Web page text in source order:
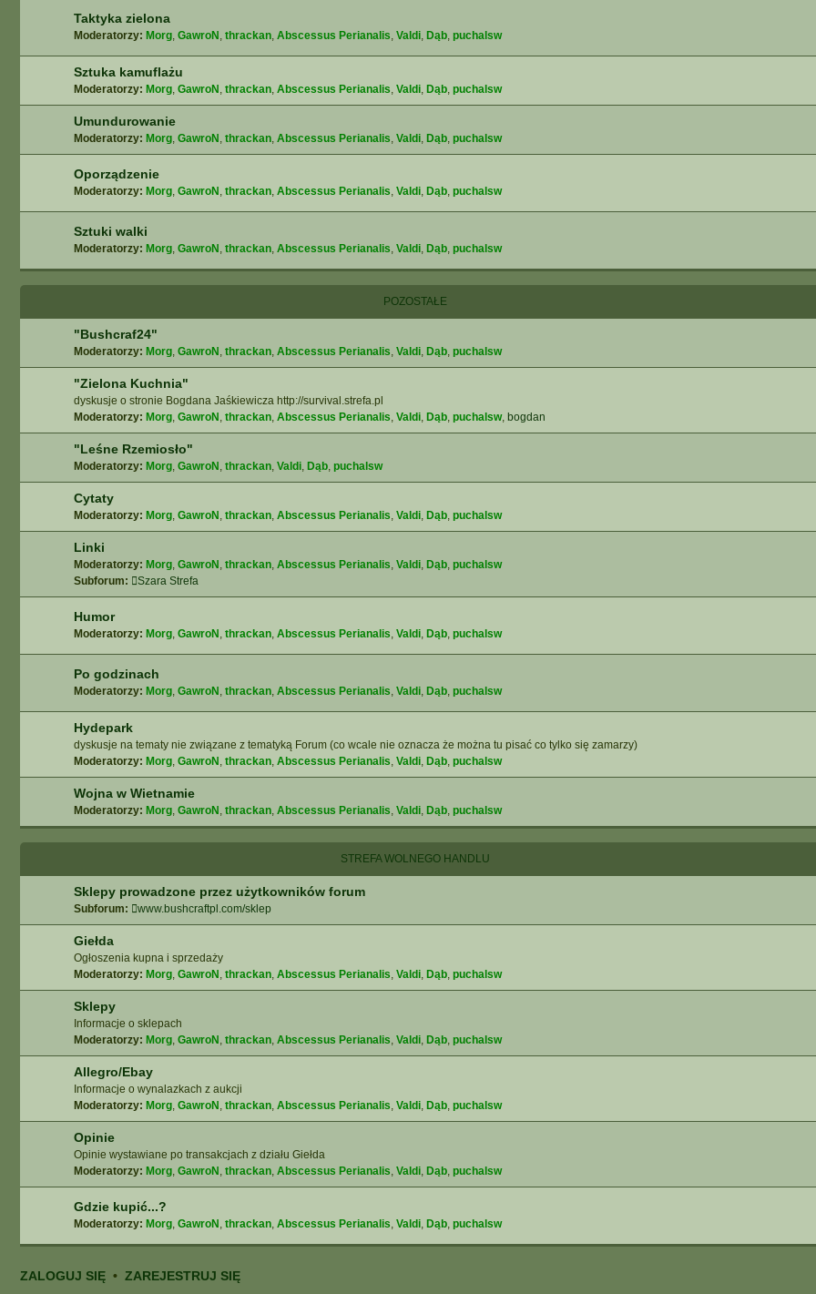
Taktyka zielona
Moderatorzy: Morg, GawroN , thrackan, Abscessus Perianalis, Valdi, Dąb, puchalsw
Sztuka kamuflażu
Moderatorzy: Morg, GawroN , thrackan, Abscessus Perianalis, Valdi, Dąb, puchalsw
Umundurowanie
Moderatorzy: Morg, GawroN , thrackan, Abscessus Perianalis, Valdi, Dąb, puchalsw
Oporządzenie
Moderatorzy: Morg, GawroN , thrackan, Abscessus Perianalis, Valdi, Dąb, puchalsw
Sztuki walki
Moderatorzy: Morg, GawroN , thrackan, Abscessus Perianalis, Valdi, Dąb, puchalsw
POZOSTAŁE
"Bushcraf24"
Moderatorzy: Morg, GawroN , thrackan, Abscessus Perianalis, Valdi, Dąb, puchalsw
"Zielona Kuchnia"
dyskusje o stronie Bogdana Jaśkiewicza http://survival.strefa.pl
Moderatorzy: Morg, GawroN , thrackan, Abscessus Perianalis, Valdi, Dąb, puchalsw, bogdan
"Leśne Rzemiosło"
Moderatorzy: Morg, GawroN , thrackan, Valdi, Dąb, puchalsw
Cytaty
Moderatorzy: Morg, GawroN , thrackan, Abscessus Perianalis, Valdi, Dąb, puchalsw
Linki
Moderatorzy: Morg, GawroN , thrackan, Abscessus Perianalis, Valdi, Dąb, puchalsw
Subforum:
Szara Strefa
Humor
Moderatorzy: Morg, GawroN , thrackan, Abscessus Perianalis, Valdi, Dąb, puchalsw
Po godzinach
Moderatorzy: Morg, GawroN , thrackan, Abscessus Perianalis, Valdi, Dąb, puchalsw
Hydepark
dyskusje na tematy nie związane z tematyką Forum (co wcale nie oznacza że można tu pisać co tylko się zamarzy)
Moderatorzy: Morg, GawroN , thrackan, Abscessus Perianalis, Valdi, Dąb, puchalsw
Wojna w Wietnamie
Moderatorzy: Morg, GawroN , thrackan, Abscessus Perianalis, Valdi, Dąb, puchalsw
STREFA WOLNEGO HANDLU
Sklepy prowadzone przez użytkowników forum
Subforum: www.bushcraftpl.com/sklep
Giełda
Ogłoszenia kupna i sprzedaży
Moderatorzy: Morg, GawroN , thrackan, Abscessus Perianalis, Valdi, Dąb, puchalsw
Sklepy
Informacje o sklepach
Moderatorzy: Morg, GawroN , thrackan, Abscessus Perianalis, Valdi, Dąb, puchalsw
Allegro/Ebay
Informacje o wynalazkach z aukcji
Moderatorzy: Morg, GawroN , thrackan, Abscessus Perianalis, Valdi, Dąb, puchalsw
Opinie
Opinie wystawiane po transakcjach z działu Giełda
Moderatorzy: Morg, GawroN , thrackan, Abscessus Perianalis, Valdi, Dąb, puchalsw
Gdzie kupić...?
Moderatorzy: Morg, GawroN , thrackan, Abscessus Perianalis, Valdi, Dąb, puchalsw
ZALOGUJ SIĘ • ZAREJESTRUJ SIĘ